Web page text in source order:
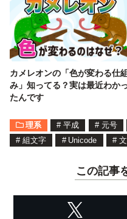
カメレオンの「色が変わる仕
み」知ってる？実は最近わか
たんです
理系 # 平成 # 元号
# 組文字 # Unicode #
この記事